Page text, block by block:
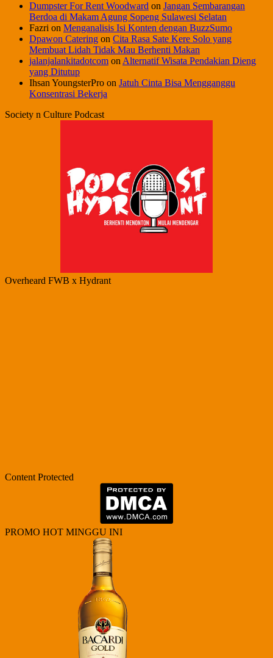
Dumpster For Rent Woodward on Jangan Sembarangan
Berdoa di Makam Agung Sopeng Sulawesi Selatan
Fazri on Menganalisis Isi Konten dengan BuzzSumo
Dpawon Catering on Cita Rasa Sate Kere Solo yang
Membuat Lidah Tidak Mau Berhenti Makan
jalanjalankitadotcom on Alternatif Wisata Pendakian Dieng
yang Ditutup
Ihsan YoungsterPro on Jatuh Cinta Bisa Mengganggu
Konsentrasi Bekerja
Society n Culture Podcast
Overheard FWB x Hydrant
Content Protected
PROMO HOT MINGGU INI